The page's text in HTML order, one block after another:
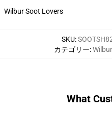
Wilbur Soot Lovers
SKU:
カテゴリー:
What